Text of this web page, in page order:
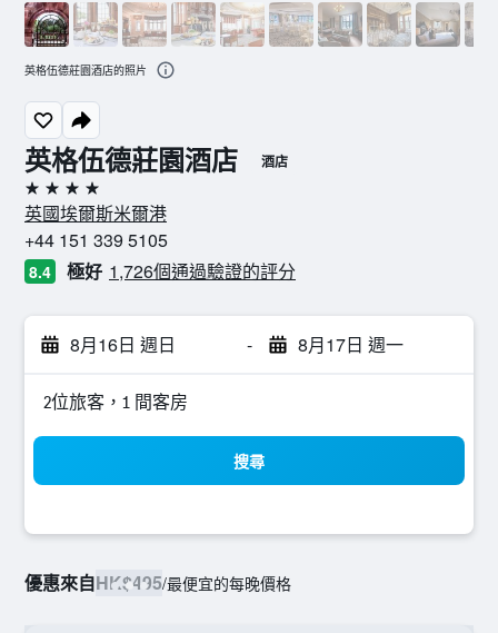
英格伍德莊園酒店 酒店
4星級
英國埃爾斯米爾港
+44 151 339 5105
8.4 極好 1,726個通過驗證的評分
8月16日 週日 - 8月17日 週一
2位旅客，1 間客房
搜尋
優惠來自HK$495/最便宜的每晚價格
英格伍德莊園酒店的照片